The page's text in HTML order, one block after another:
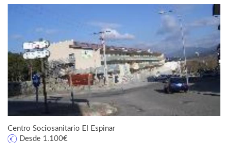
Centro Sociosanitario El Espinar
Desde 1.100€